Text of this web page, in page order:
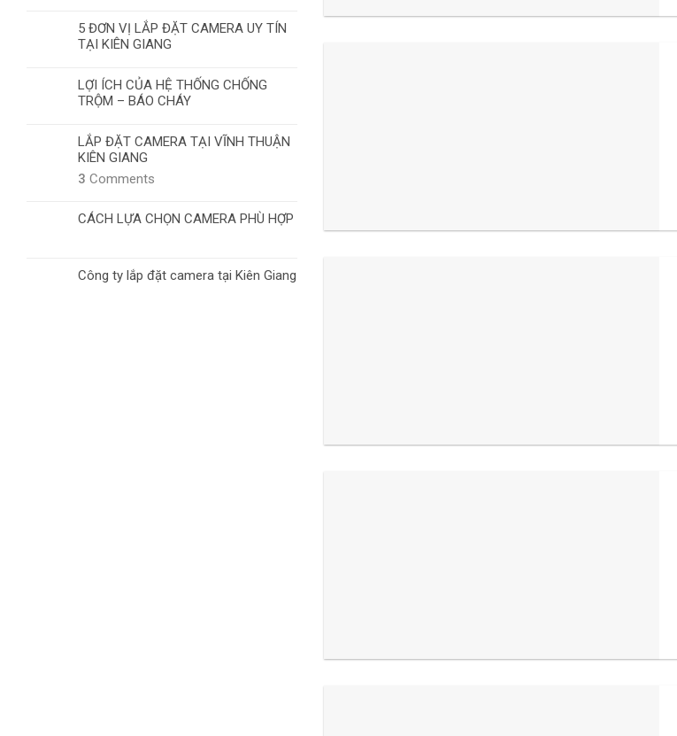
5 ĐƠN VỊ LẮP ĐẶT CAMERA UY TÍN
TẠI KIÊN GIANG
LỢI ÍCH CỦA HỆ THỐNG CHỐNG
TRỘM – BÁO CHÁY
LẮP ĐẶT CAMERA TẠI VĨNH THUẬN
KIÊN GIANG
3 Comments
CÁCH LỰA CHỌN CAMERA PHÙ HỢP
Công ty lắp đặt camera tại Kiên Giang